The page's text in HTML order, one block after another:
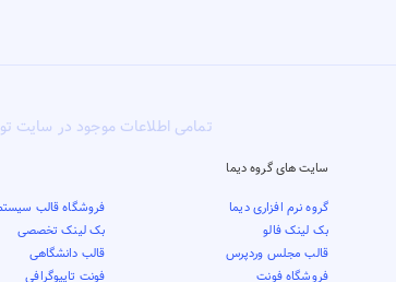
تمامی اطلاعات موجود در سایت
سایت های گروه دیما
گروه نرم افزاری دیما
فروشگاه قالب
بک لینک فالو
بک لینک تخصصی
قالب مجلس وردپرس
قالب دانشگاهی
فروشگاه فونت
فونت تایپوگرافی